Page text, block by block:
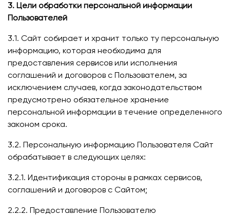
3. Цели обработки персональной информации
Пользователей
3.1. Сайт собирает и хранит только ту персональную
информацию, которая необходима для
предоставления сервисов или исполнения
соглашений и договоров с Пользователем, за
исключением случаев, когда законодательством
предусмотрено обязательное хранение
персональной информации в течение определенного
законом срока.
3.2. Персональную информацию Пользователя Сайт
обрабатывает в следующих целях:
3.2.1. Идентификация стороны в рамках сервисов,
соглашений и договоров с Сайтом;
2.2.2. Предоставление Пользователю